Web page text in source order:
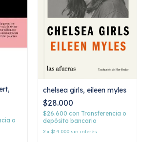
o
chelsea girls, eileen myles
$28.000
$26.600 con Transferencia o
depósito bancario
2 x $14.000 sin interés